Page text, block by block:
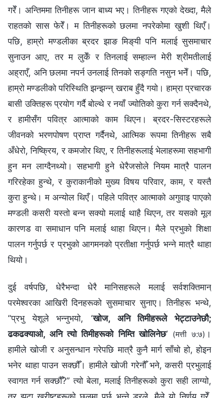
गरेँ। अन्तिममा तिनीहरू जान बाध्य भए। तिनीहरू गएको देख्दा, मैले
राहतको सास फेरेँ। म तिनीहरूको छलमा नपरेकोमा खुशी थिएँ।
पछि, हाम्रो मण्डलीका ब्रदर झाङ मिङ्‌यी पनि मलाई सुसमाचार
सुनाउन आए, तर म लुकेँ र तिनलाई सम्‍हाल्‍न मेरी श्रीमतीलाई
अह्राएँ, अनि छलमा नपर्न उनलाई तिनको सङ्गति नसुन भनेँ। पछि,
हाम्रो मण्डलीको परिस्थिति झन्झन्न् खराब हुँदै गयो। हाम्रा प्रचारक
बासी उक्तिहरू प्रयोग गर्दै बोल्थे र नयाँ ज्योतिको कुरा गर्न सक्दैनथे,
र हामीसँग पवित्र आत्‍माको काम थिएन। ब्रदर-सिस्टरहरूले
जीवनको भरणपोषण प्राप्त गर्दैनथे, आत्मिक रूपमा तिनीहरू सबै
अँधेरो, निष्क्रिय, र कमजोर थिए, र तिनीहरूलाई भेलाहरूमा सहभागी
हुन मन लाग्दैनथ्यो। सहभागी हुने धेरैजसोले नियम मात्रै पालन
गरिरहेका हुन्थे, र कुराकानीको मुख्य विषय परिवार, काम, र यस्तै
कुरा हुन्थे। म अन्योल थिएँ। पहिले पवित्र आत्‍माको अगुवाइ पाएको
मण्डली कसरी यस्तो बन्‍न सक्यो मलाई थाहै थिएन, तर यसको मूल
कारणड वा समाधान पनि मलाई थाहा थिएन। मैले प्रभुको शिक्षा
पालन गर्नुपर्छ र प्रभुको आगमनको प्रतीक्षा गर्नुपर्छ भन्‍ने मात्रै थाहा
थियो।
दुई वर्षपछि, धेरैभन्दा धेरै मानिसहरूले मलाई सर्वशक्तिमान्‌
परमेश्‍वरका आखिरी दिनहरूको सुसमाचार सुनाए। तिनीहरू भन्थे,
“प्रभु येशूले भन्नुभयो, ‘खोज, अनि तिमीहरूले भेट्टाउनेछौ;
ढकढक्याओ, अनि त्यो तिमीहरूको निम्ति खोलिनेछ’ (मत्ती ७:७) ।
हामीले खोजी र अनुसन्धान गरेपछि मात्रै कुनै मार्ग साँचो हो, होइन
भनेर थाहा पाउन सक्छौँ। हामीले खोजी गरेनौँ भने, कसरी प्रभुलाई
स्वागत गर्न सक्छौँ?” त्यो बेला, मलाई तिनीहरूको कुरा सही लाग्यो,